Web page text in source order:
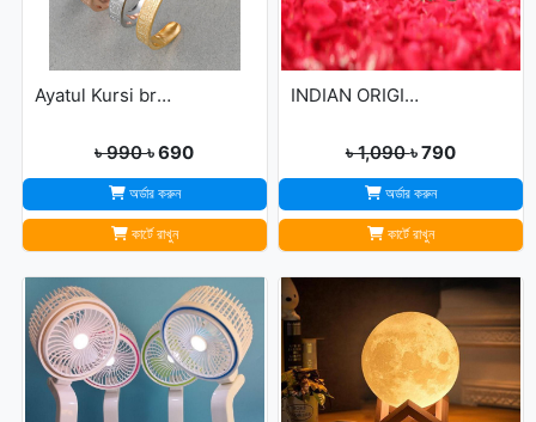
Ayatul Kursi bracelet
৳ 990৳ 690
অর্ডার করুন
কার্টে রাখুন
INDIAN ORIGINAL ALLAH BARKAT LOCKET - GOLDEN/SILVER
৳ 1,090৳ 790
অর্ডার করুন
কার্টে রাখুন